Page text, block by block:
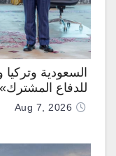
السعودية
للدفاع المشترك»
Aug 7, 2026